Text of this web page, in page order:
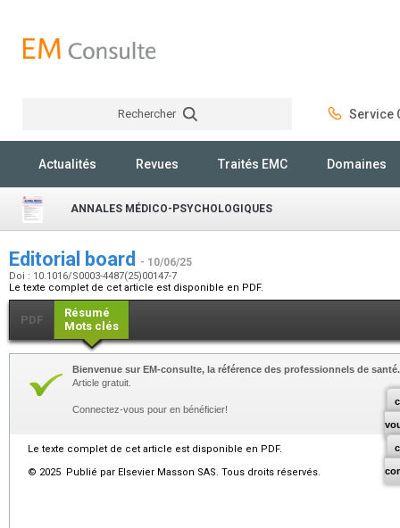
Rechercher Service
Actualités Revues Traités EMC Domaines
ANNALES MÉDICO-PSYCHOLOGIQUES
Editorial board - 10/06/25
Doi : 10.1016/S0003-4487(25)00147-7
Le texte complet de cet article est disponible en PDF.
PDF
Résumé
Mots clés
Bienvenue sur EM-consulte, la référence des professionnels de santé.
Article gratuit.
Connectez-vous pour en bénéficier!
Le texte complet de cet article est disponible en PDF.
© 2025 Publié par Elsevier Masson SAS. Tous droits réservés.